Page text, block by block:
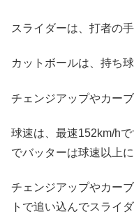
スライダーは、打者の
カットボールは、持ち
チェンジアップやカー
球速は、最速152km/h
でバッターは球速以上
チェンジアップやカー
トで追い込んでスライ